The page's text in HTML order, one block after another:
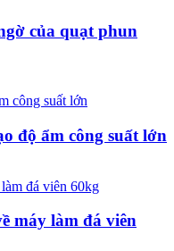
của quạt phun
độ ẩm công suất lớn
máy làm đá viên